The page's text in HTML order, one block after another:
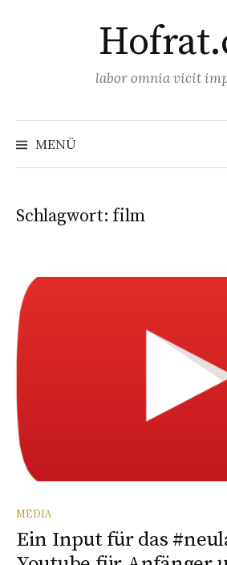
labor omnia vicit
MENÜ
Schlagwort: film
MEDIA
Ein Input für das